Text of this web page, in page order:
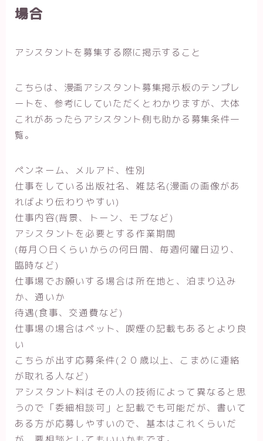
場合
アシスタントを募集する際に掲示すること
こちらは、漫画アシスタント募集掲示板のテンプレ
ートを、参考にしていただくとわかりますが、大体
これがあったらアシスタント側も助かる募集条件一
覧。
ペンネーム、メルアド、性別
仕事をしている出版社名、雑誌名(漫画の画像があ
ればより伝わりやすい)
仕事内容(背景、トーン、モブなど)
アシスタントを必要とする作業期間
(毎月○日くらいからの何日間、毎週何曜日辺り、
臨時など)
仕事場でお願いする場合は所在地と、泊まり込み
か、通いか
待遇(食事、交通費など)
仕事場の場合はペット、喫煙の記載もあるとより良
い
こちらが出す応募条件(２０歳以上、こまめに連絡
が取れる人など)
アシスタント料はその人の技術によって異なると思
うので「委細相談可」と記載でも可能だが、書いて
ある方が応募しやすいので、基本はこれくらいだ